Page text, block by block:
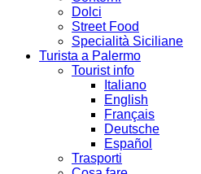
Dolci
Street Food
Specialità Siciliane
Turista a Palermo
Tourist info
Italiano
English
Français
Deutsche
Español
Trasporti